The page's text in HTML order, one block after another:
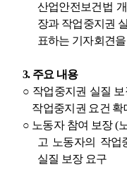
산업안전보건법
장과 작업중지권
표하는 기자회견
3. 주요 내용
○ 작업중지권 실질 보
작업중지권 요건 확
○ 노동자 참여 보장(
고 노동자의 작업
실질 보장 요구